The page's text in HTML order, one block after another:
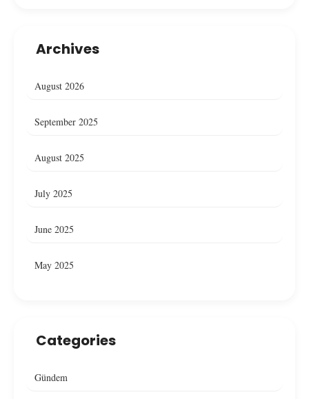
Archives
August 2026
September 2025
August 2025
July 2025
June 2025
May 2025
Categories
Gündem